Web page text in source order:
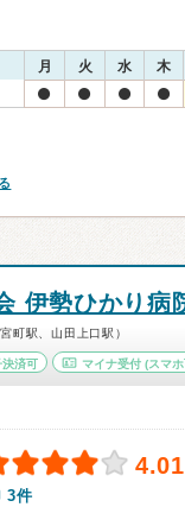
月 火 水 木
伊勢ひかり病
町駅、山田上口駅）
決済可 マイナ受付 (スマ
4.01
3件